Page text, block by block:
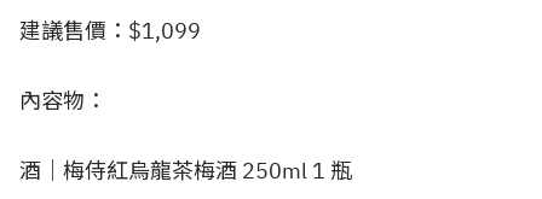
建議售價：$1,099
內容物：
酒｜梅侍紅烏龍茶梅酒 250ml 1 瓶